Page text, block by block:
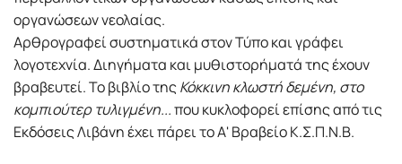
οργανώσεων νεολαίας.
Αρθρογραφεί συστηματικά στον Τύπο και γράφει
λογοτεχνία. Διηγήματα και μυθιστορήματά της έχουν
βραβευτεί. Το βιβλίο τηςΚόκκινη κλωστή δεμένη, στο
κομπιούτερ τυλιγμένη...που κυκλοφορεί επίσης από τις
Εκδόσεις Λιβάνη έχει πάρει το Α' Βραβείο Κ.Σ.Π.Ν.Β.